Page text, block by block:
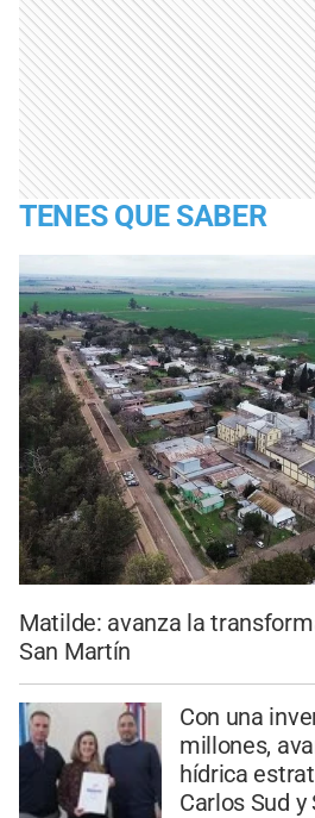
TENES QUE SABER
Matilde: avanza la
San Martín
Con una
millones,
hídrica
Carlos Sud